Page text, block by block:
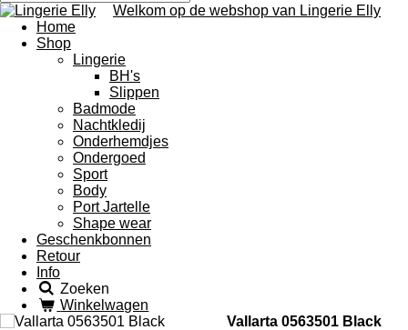
Welkom op de webshop van Lingerie Elly
Home
Shop
Lingerie
BH's
Slippen
Badmode
Nachtkledij
Onderhemdjes
Ondergoed
Sport
Body
Port Jartelle
Shape wear
Geschenkbonnen
Retour
Info
Zoeken
Winkelwagen
Vallarta 0563501 Black